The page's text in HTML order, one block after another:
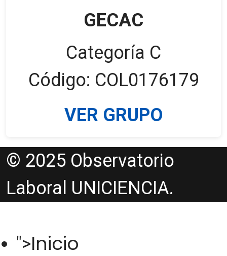
GECAC
Categoría C
Código: COL0176179
VER GRUPO
© 2025 Observatorio
Laboral UNICIENCIA.
">Inicio